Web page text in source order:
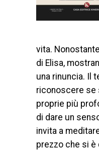
vita.
di Elisa,
una rinuncia. Il
riconoscere se
proprie più
di dare un
invita a
prezzo che si